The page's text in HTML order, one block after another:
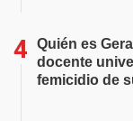
Quién es
docente
femicidio de